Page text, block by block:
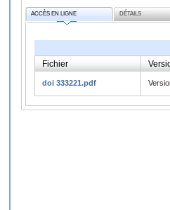
ACCÈS EN LIGNE DÉTAILS
Fichier
doi 333221.pdf